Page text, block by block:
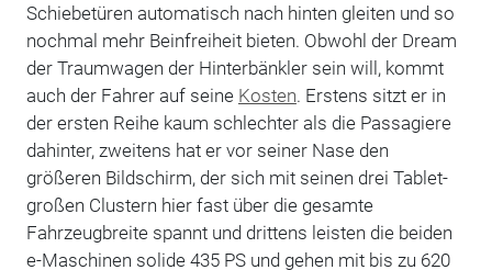
Schiebetüren automatisch nach hinten gleiten und so
nochmal mehr Beinfreiheit bieten. Obwohl der Dream
der Traumwagen der Hinterbänkler sein will, kommt
auch der Fahrer auf seine Kosten. Erstens sitzt er in
der ersten Reihe kaum schlechter als die Passagiere
dahinter, zweitens hat er vor seiner Nase den
größeren Bildschirm, der sich mit seinen drei Tablet-
großen Clustern hier fast über die gesamte
Fahrzeugbreite spannt und drittens leisten die beiden
e-Maschinen solide 435 PS und gehen mit bis zu 620